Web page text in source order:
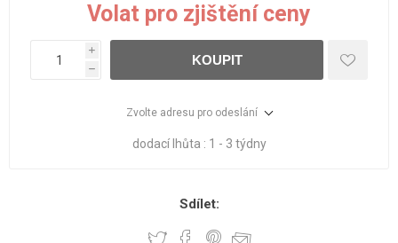
Volat pro zjištění ceny
i
h
KOUPIT
Zvolte adresu pro odeslání
dodací lhůta : 1 - 3 týdny
Sdílet: